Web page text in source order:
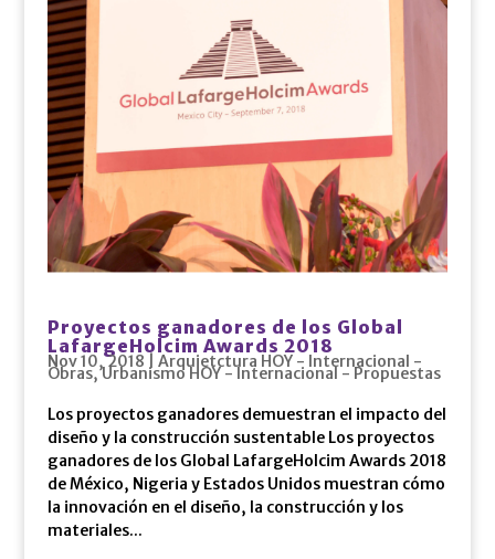
Proyectos ganadores de los Global
LafargeHolcim Awards 2018
Nov 10, 2018 Arquietctura HOY - Internacional -
Obras,Urbanismo HOY - Internacional - Propuestas
Los proyectos ganadores demuestran el impacto del
diseño y la construcción sustentable Los proyectos
ganadores de los Global LafargeHolcim Awards 2018
de México, Nigeria y Estados Unidos muestran cómo
la innovación en el diseño, la construcción y los
materiales...